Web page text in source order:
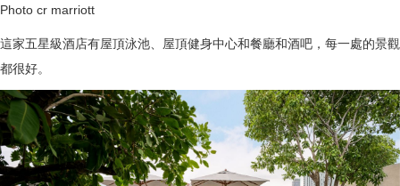
Photo cr marriott
這家五星級酒店有屋頂泳池、屋頂健身中心和餐廳和酒吧，每一處的景觀
都很好。